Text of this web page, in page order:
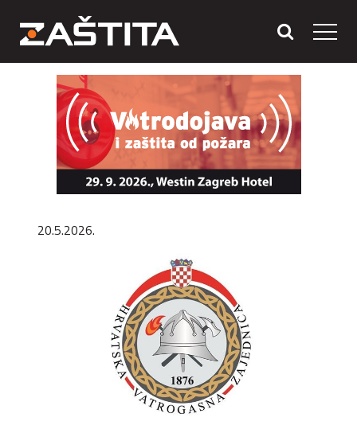
20.5.2026.